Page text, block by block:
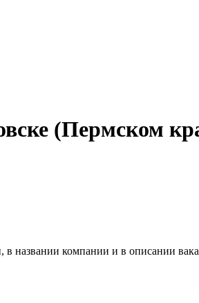
(Пермском
в названии компании и в описании